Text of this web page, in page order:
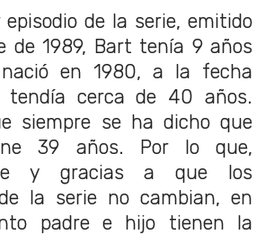
episodio de la serie, emitido
de 1989, Bart tenía 9 años
en 1980, a la fecha
cerca de 40 años.
siempre se ha dicho que
39 años. Por lo que,
y gracias a que los
la serie no cambian, en
padre e hijo tienen la